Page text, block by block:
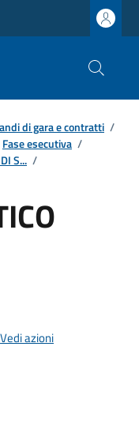
di gara e contratti /
Fase esecutiva /
S... /
Vedi azioni